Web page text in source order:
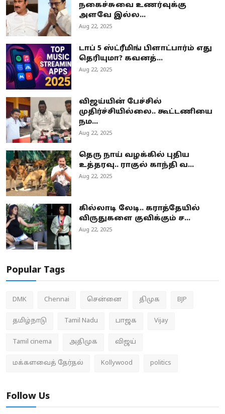
நகைச்சுவை உணர்வுக்கு
அளவே இல்ல...
Aug 22, 2025
டாப் 5 ஸ்ட்ரீமிங் பிளாட்பார்ம் எது
தெரியுமா? கவனத்...
Aug 22, 2025
விஜய்யின் பேச்சில்
முதிர்ச்சியில்லை.. கூட்டணியை
நம...
Aug 22, 2025
தெரு நாய் வழக்கில் புதிய
உத்தரவு.. ராகுல் காந்தி வ...
Aug 22, 2025
கில்லாடி லேடி.. கராத்தேயில்
விருதுகளை குவிக்கும் ச...
Aug 22, 2025
Popular Tags
DMK Chennai சென்னை திமுக BJP
தமிழ்நாடு Tamil Nadu பாஜக Vijay
Tamil cinema அதிமுக விஜய்
மக்களவைத் தேர்தல் Kollywood politics
Follow Us